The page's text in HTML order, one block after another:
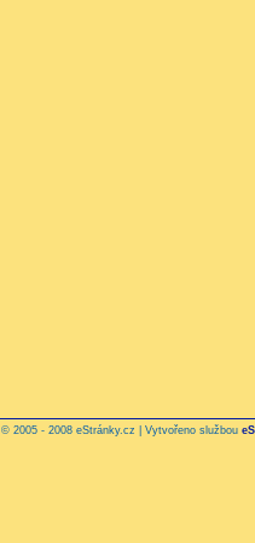
© 2005 - 2008 eStránky.cz | Vytvořeno službou